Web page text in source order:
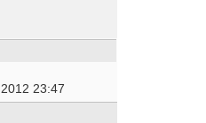
23:47